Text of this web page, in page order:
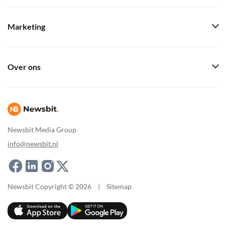
Newsbit Media Group
info@newsbit.nl
Marketing
Over ons
Newsbit Copyright © 2026 | Sitemap